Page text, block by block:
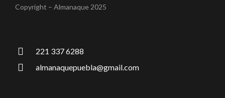
Copyright – Almanaque 2025
221 337 6288
almanaquepuebla@gmail.com